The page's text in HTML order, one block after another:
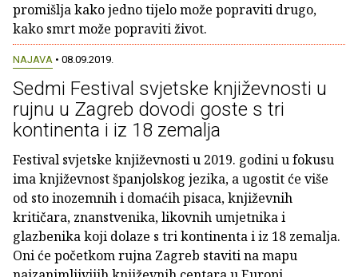
promišlja kako jedno tijelo može popraviti drugo,
kako smrt može popraviti život.
NAJAVA • 08.09.2019.
Sedmi Festival svjetske književnosti u
rujnu u Zagreb dovodi goste s tri
kontinenta i iz 18 zemalja
Festival svjetske književnosti u 2019. godini u fokusu
ima književnost španjolskog jezika, a ugostit će više
od sto inozemnih i domaćih pisaca, književnih
kritičara, znanstvenika, likovnih umjetnika i
glazbenika koji dolaze s tri kontinenta i iz 18 zemalja.
Oni će početkom rujna Zagreb staviti na mapu